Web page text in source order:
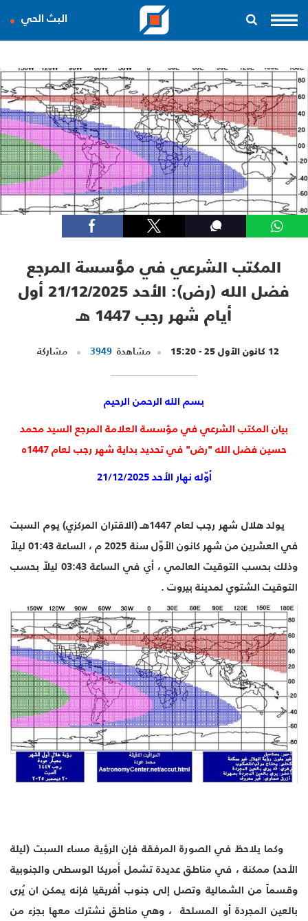
البث الحي
المكتب الشرعي في مؤسسة المرجع
فضل الله (رض): الأحد 21/12/2025 أول
أيام شهر رجب 1447 هـ
12 كانون الأول 25 - 15:20 مشاهدة 3949 مشاركة
بسم الله الرحمن الرحيم
بيان المكتب الشرعي في مؤسسة العلامة المرجع السيد محمد
حسين فضل الله "رض" في تحديد بداية شهر رجب لعام 1447ه
أوّله نهار الأحد 21/12/2025
يولد هلال شهر رجب لعام 1447هـ (الاقتران المركزي) يوم السبت
في العشرين من شهر كانون الأوّل سنة 2025 م ، الساعة 01:43 ليلاً
وذلك بحسب التوقيت العالمي ، أي في الساعة 03:43 ليلاّ بحسب
التوقيت الشتوي لمدينة بيروت .
وكما يلاحظ في الصورة المرفقة فإن الرؤية مساء السبت (ليلة
الأحد) ممكنة ، في مناطق عديدة تشمل أمريكا الوسطى والجنوبية
وقسماً من الشمالية وتصل إلى جنوب أفريقيا فإنه يمكن ان يُرى
بالعين المجردة أو المسلحة ، وهي مناطق نشترك معها بجزء من